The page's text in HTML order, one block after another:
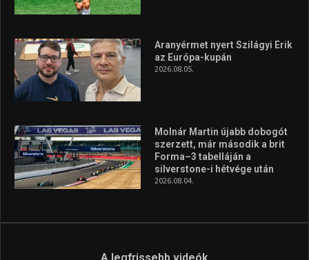
Aranyérmet nyert Szilágyi Erik
az Európa-kupán
2026.08.05.
Molnár Martin újabb dobogót
szerzett, már második a brit
Forma–3 tabelláján a
silverstone-i hétvége után
2026.08.04.